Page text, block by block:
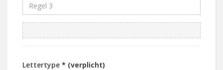
Lettertype * (verplicht)